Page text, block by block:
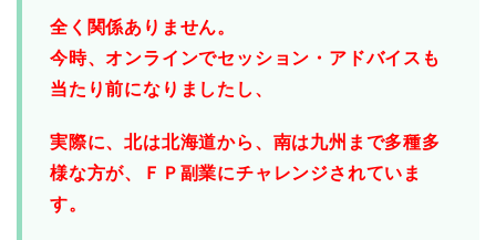
全く関係ありません。
今時、オンラインでセッション・アドバイスも
当たり前になりましたし、
実際に、北は北海道から、 南は九州まで多種多
様な方が、
ＦＰ副業にチャレンジされていま
す。